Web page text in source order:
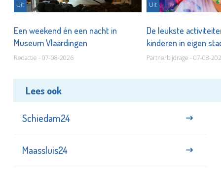
Uit
Een weekend én een nacht in
Museum Vlaardingen
Redactie - 07-08-2026
Uit
De leukste
kinderen in eigen
Partnerbijdrage - 07-08-
Lees ook
Schiedam24
Maassluis24